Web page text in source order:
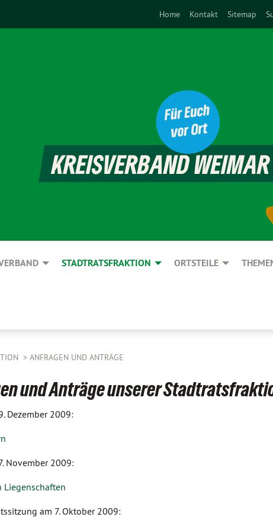
Home Kontakt Sitemap
STADTRATSFRAKTION ORTSTEILE
ANFRAGEN UND ANTRÄGE
und Anträge unserer
Dezember 2009:
November 2009:
am 7. Oktober 2009: